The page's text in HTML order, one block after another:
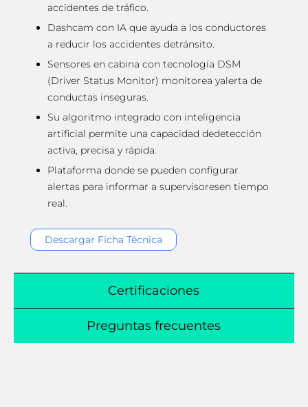
Certificaciones
Preguntas frecuentes
accidentes de tráfico.
Dashcam con IA que ayuda a los conductores
a reducir los accidentes detránsito.
Sensores en cabina con tecnología DSM
(Driver Status Monitor) monitorea yalerta de
conductas inseguras.
Su algoritmo integrado con inteligencia
artificial permite una capacidad dedetección
activa, precisa y rápida.
Plataforma donde se pueden configurar
alertas para informar a supervisoresen tiempo
real.
Descargar Ficha Técnica